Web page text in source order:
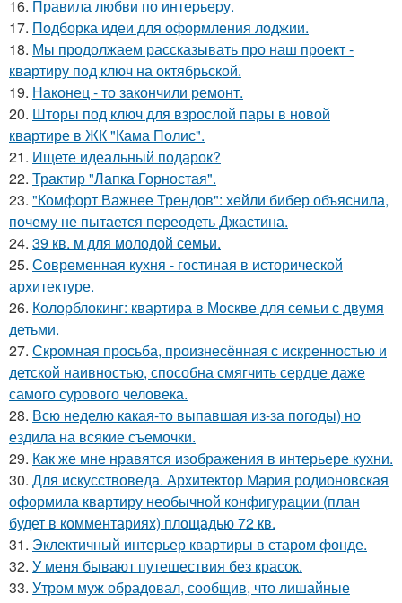
16. Правила любви по интеpьеpу.
17. Подборка идеи для оформления лоджии.
18. Мы продолжаем рассказывать про наш проект -
квартиру под ключ на октябрьской.
19. Наконец - то закончили ремонт.
20. Шторы под ключ для взрослой пары в новой
квартире в ЖК "Кама Полис".
21. Ищете идеальный подарок?
22. Трактир "Лапка Горностая".
23. "Комфорт Важнее Трендов": хейли бибер объяснила,
почему не пытается переодеть Джастина.
24. 39 кв. м для молодой семьи.
25. Современная кухня - гостиная в исторической
архитектуре.
26. Колорблокинг: квартира в Москве для семьи с двумя
детьми.
27. Скромная просьба, произнесённая с искренностью и
детской наивностью, способна смягчить сердце даже
самого сурового человека.
28. Всю неделю какая-то выпавшая из-за погоды) но
ездила на всякие съемочки.
29. Как же мне нравятся изображения в интерьере кухни.
30. Для искусствоведа. Архитектор Мария родионовская
оформила квартиру необычной конфигурации (план
будет в комментариях) площадью 72 кв.
31. Эклектичный интерьер квартиры в старом фонде.
32. У меня бывают путешествия без красок.
33. Утром муж обрадовал, сообщив, что лишайные